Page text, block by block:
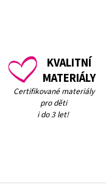
KVALITNÍ
MATERIÁLY
Certifikované materiály
pro děti
i do 3 let!